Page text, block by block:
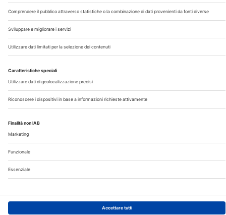
Contatti
Note Legali
Privacy
©2026 Edra S.p.a | www.edraspa.it | P.iva 08056040960
| Tel. 02/881841 | Sede legale: Viale Enrico Forlanini 21 -
20134 Milano (Italy)
Registrazione Tribunale di Milano n° 5578/2022 del
5/05/2022